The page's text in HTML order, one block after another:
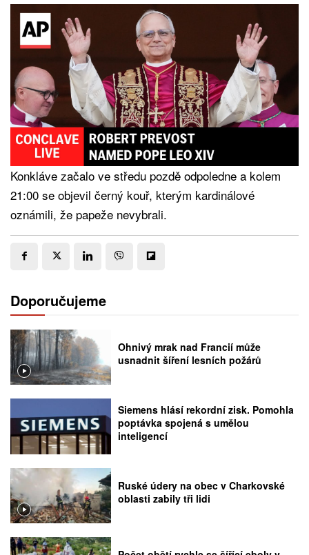
Konkláve začalo ve středu pozdě odpoledne a kolem
21:00 se objevil černý kouř, kterým kardinálové
oznámili, že papeže nevybrali.
Doporučujeme
Ohnivý mrak nad Francií může
usnadnit šíření lesních požárů
Siemens hlásí rekordní zisk. Pomohla
poptávka spojená s umělou
inteligencí
Ruské údery na obec v Charkovské
oblasti zabily tři lidi